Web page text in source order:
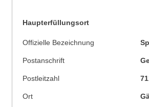
Haupterfüllungsort
Offizielle Bezeichnung
Postanschrift
Postleitzahl
Ort